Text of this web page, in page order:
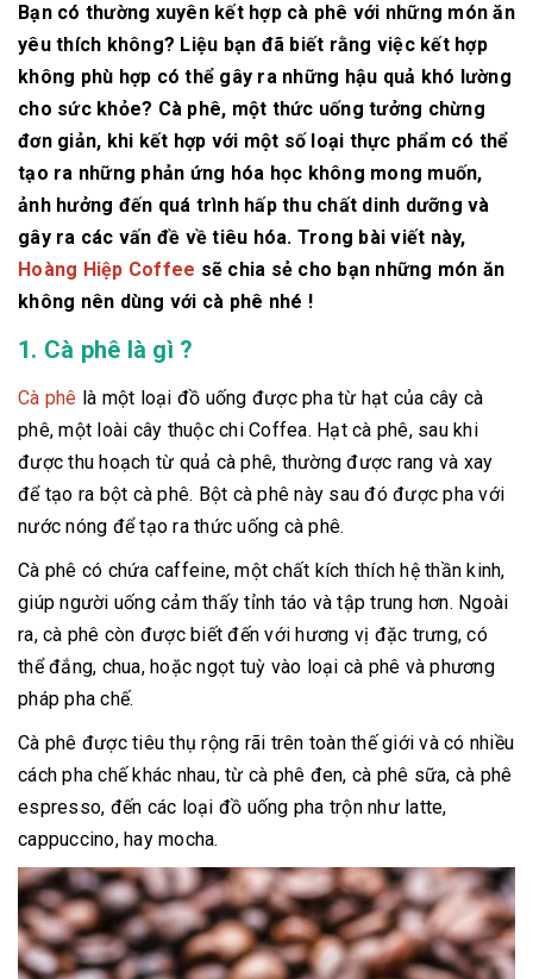
Bạn có thường xuyên kết hợp cà phê với những món ăn
yêu thích không? Liệu bạn đã biết rằng việc kết hợp
không phù hợp có thể gây ra những hậu quả khó lường
cho sức khỏe? Cà phê, một thức uống tưởng chừng
đơn giản, khi kết hợp với một số loại thực phẩm có thể
tạo ra những phản ứng hóa học không mong muốn,
ảnh hưởng đến quá trình hấp thu chất dinh dưỡng và
gây ra các vấn đề về tiêu hóa. Trong bài viết này,
Hoàng Hiệp Coffee sẽ chia sẻ cho bạn những món ăn
không nên dùng với cà phê nhé !
1. Cà phê là gì ?
Cà phê là một loại đồ uống được pha từ hạt của cây cà
phê, một loài cây thuộc chi Coffea. Hạt cà phê, sau khi
được thu hoạch từ quả cà phê, thường được rang và xay
để tạo ra bột cà phê. Bột cà phê này sau đó được pha với
nước nóng để tạo ra thức uống cà phê.
Cà phê có chứa caffeine, một chất kích thích hệ thần kinh,
giúp người uống cảm thấy tỉnh táo và tập trung hơn. Ngoài
ra, cà phê còn được biết đến với hương vị đặc trưng, có
thể đắng, chua, hoặc ngọt tuỳ vào loại cà phê và phương
pháp pha chế.
Cà phê được tiêu thụ rộng rãi trên toàn thế giới và có nhiều
cách pha chế khác nhau, từ cà phê đen, cà phê sữa, cà phê
espresso, đến các loại đồ uống pha trộn như latte,
cappuccino, hay mocha.